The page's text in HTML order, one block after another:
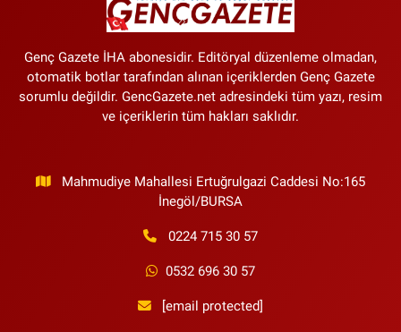
Genç Gazete İHA abonesidir. Editöryal düzenleme olmadan,
otomatik botlar tarafından alınan içeriklerden Genç Gazete
sorumlu değildir. GencGazete.net adresindeki tüm yazı, resim
ve içeriklerin tüm hakları saklıdır.
Mahmudiye Mahallesi Ertuğrulgazi Caddesi No:165
İnegöl/BURSA
0224 715 30 57
0532 696 30 57
[email protected]